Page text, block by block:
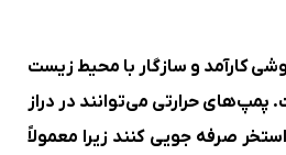
کارآمد و سازگار با محیط زیست
پمپ‌های حرارتی می‌توانند در دراز
صرفه جویی کنند زیرا معمولاً